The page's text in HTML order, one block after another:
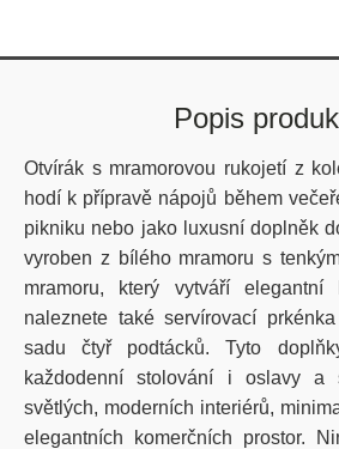
Popis
Otvírák s mramorovou rukojetí z
hodí k přípravě nápojů během
pikniku nebo jako luxusní doplněk
vyroben z bílého mramoru s
mramoru, který vytváří elegantní
naleznete také servírovací
sadu čtyř podtácků. Tyto
každodenní stolování i oslavy
světlých, moderních interiérů,
elegantních komerčních prostor.